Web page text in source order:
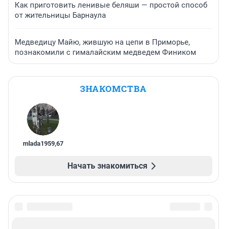
Как приготовить ленивые беляши — простой способ
от жительницы Барнаула
Медведицу Майю, жившую на цепи в Приморье,
познакомили с гималайским медведем Фиником
ЗНАКОМСТВА
mlada1959,67
Начать знакомиться